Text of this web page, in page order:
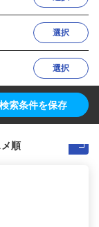
選択
選択
検索条件を保存